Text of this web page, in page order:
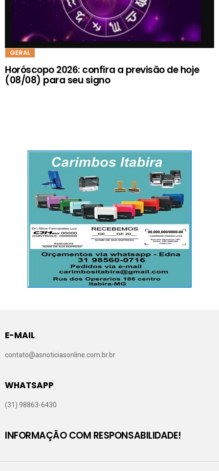
GERAL
Horóscopo 2026: confira a previsão de hoje
(08/08) para seu signo
E-MAIL
contato@asnoticiasonline.com.br.br
WHATSAPP
(31) 98863-6430
INFORMAÇÃO COM RESPONSABILIDADE!